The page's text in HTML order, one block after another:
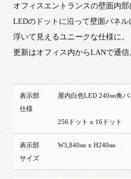
オフィスエントランスの壁面内部
LEDのドットに沿って壁面パネ
浮いて見えるユニークな仕様に。
更新はオフィス内からLANで通信
表示部
仕様
屋内白色LED 240㎜
256ドット x 16ドット
表示部
サイズ
W3,840㎜ x H240㎜